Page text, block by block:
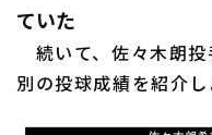
ていた
続いて、佐々木朗
別の投球成績を紹介し